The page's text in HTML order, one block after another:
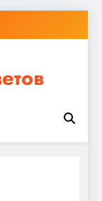
в Мастерской